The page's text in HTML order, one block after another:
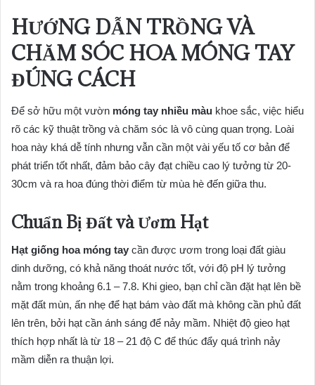
HƯỚNG DẪN TRỒNG VÀ
CHĂM SÓC HOA MÓNG TAY
ĐÚNG CÁCH
Để sở hữu một vườn móng tay nhiều màu khoe sắc, việc hiểu
rõ các kỹ thuật trồng và chăm sóc là vô cùng quan trọng. Loài
hoa này khá dễ tính nhưng vẫn cần một vài yếu tố cơ bản để
phát triển tốt nhất, đảm bảo cây đạt chiều cao lý tưởng từ 20-
30cm và ra hoa đúng thời điểm từ mùa hè đến giữa thu.
Chuẩn Bị Đất và Ươm Hạt
Hạt giống hoa móng tay cần được ươm trong loại đất giàu
dinh dưỡng, có khả năng thoát nước tốt, với độ pH lý tưởng
nằm trong khoảng 6.1 – 7.8. Khi gieo, bạn chỉ cần đặt hạt lên bề
mặt đất mùn, ấn nhẹ để hạt bám vào đất mà không cần phủ đất
lên trên, bởi hạt cần ánh sáng để nảy mầm. Nhiệt độ gieo hạt
thích hợp nhất là từ 18 – 21 độ C để thúc đẩy quá trình nảy
mầm diễn ra thuận lợi.